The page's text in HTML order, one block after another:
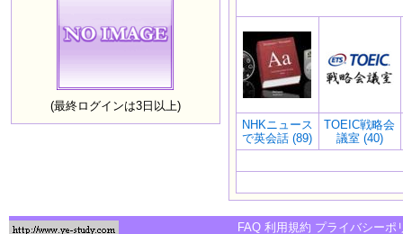
(最終ログインは3日以上)
NHKニュース
で英会話 (89)
TOEIC戦略会
議室 (40)
FAQ 利用規約 プライバシーポ